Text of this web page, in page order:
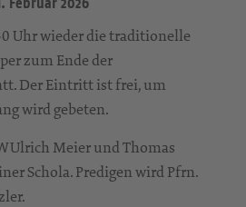
Uhr wieder die traditionelle
zum Ende der
Der Eintritt ist frei, um
wird gebeten.
Ulrich Meier und Thomas
Schola. Predigen wird Pfrn.